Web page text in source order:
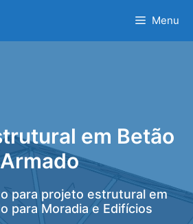
Menu
em Betão
Armado
para projeto estrutural em
para Moradia e Edifícios